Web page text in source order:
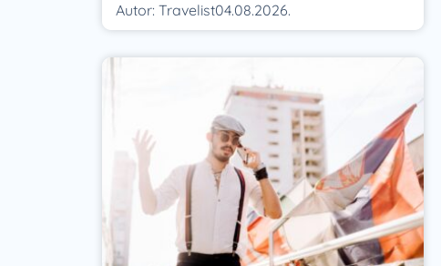
Autor: Travelist04.08.2026.